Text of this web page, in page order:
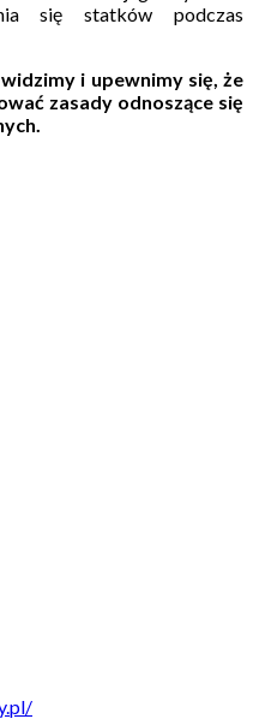
się statków podczas
i upewnimy się, że
zasady odnoszące się